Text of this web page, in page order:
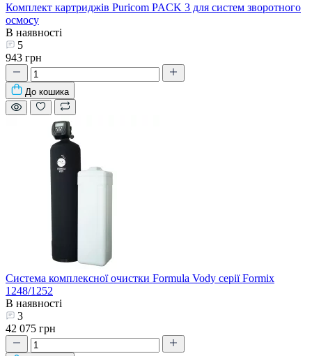
Комплект картриджів Puricom PACK 3 для систем зворотного
осмосу
В наявності
5
943 грн
До кошика
Система комплексної очистки Formula Vody серії Formix
1248/1252
В наявності
3
42 075 грн